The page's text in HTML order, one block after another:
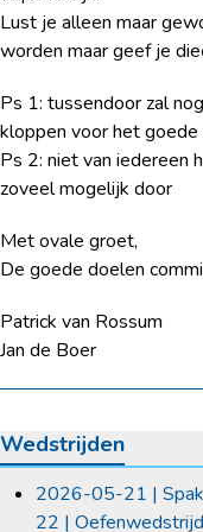
Lust je alleen maar
worden maar geef je
Ps 1: tussendoor zal
kloppen voor het
Ps 2: niet van iedereen
zoveel mogelijk door
Met ovale groet,
De goede doelen
Patrick van Rossum
Jan de Boer
Wedstrijden
2026-05-21 |
22 | Oefenwedstrijd